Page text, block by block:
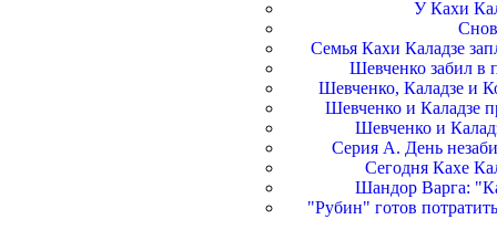
У Кахи
Семья Кахи Каладзе
Шевченко забил в
Шевченко, Каладзе и
Шевченко и Каладзе
Шевченко и
Серия А. День
Сегодня Кахе
Шандор Варга:
"Рубин" готов